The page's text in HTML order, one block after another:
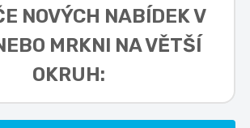
NOVÝCH NABÍDEK V
MRKNI NA VĚTŠÍ
OKRUH: